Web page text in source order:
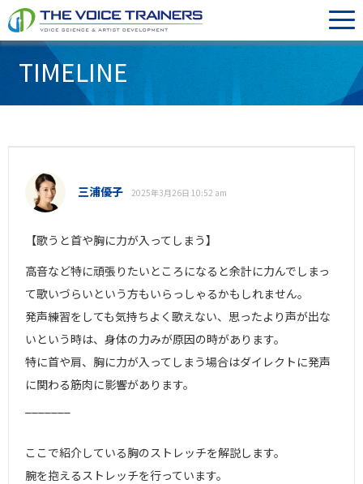
TIMELINE
三浦優子 2025年3月26日 10:52 am
【歌うと首や胸に力が入ってしまう】
高音など特に頑張りたいところになると余計に力んでしまっ
て歌いづらいという方もいらっしゃるかもしれません。
発声練習をしても気持ちよく歌えない、思ったより声が出な
いという時は、身体の力みが原因の時があります。
特に首や肩、胸に力が入ってしまう場合はダイレクトに発声
に関わる筋肉に影響があります。
ここで紹介している胸のストレッチを解説します。
腕を抱えるストレッチを行っています。